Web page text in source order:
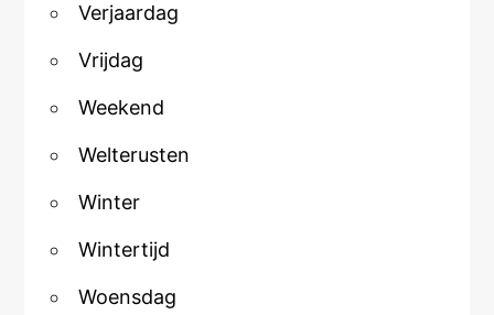
Verjaardag
Vrijdag
Weekend
Welterusten
Winter
Wintertijd
Woensdag